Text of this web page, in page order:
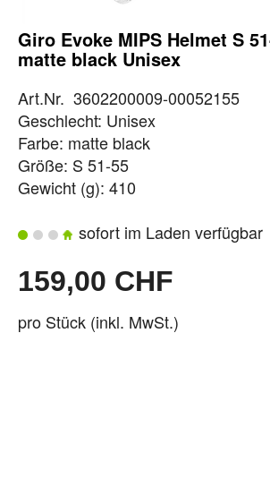
Giro Evoke MIPS Helmet S
matte black Unisex
Art.Nr. 3602200009-00052155
Geschlecht: Unisex
Farbe: matte black
Größe: S 51-55
Gewicht (g): 410
sofort im Laden verfügbar
159,00 CHF
pro Stück (inkl. MwSt.)